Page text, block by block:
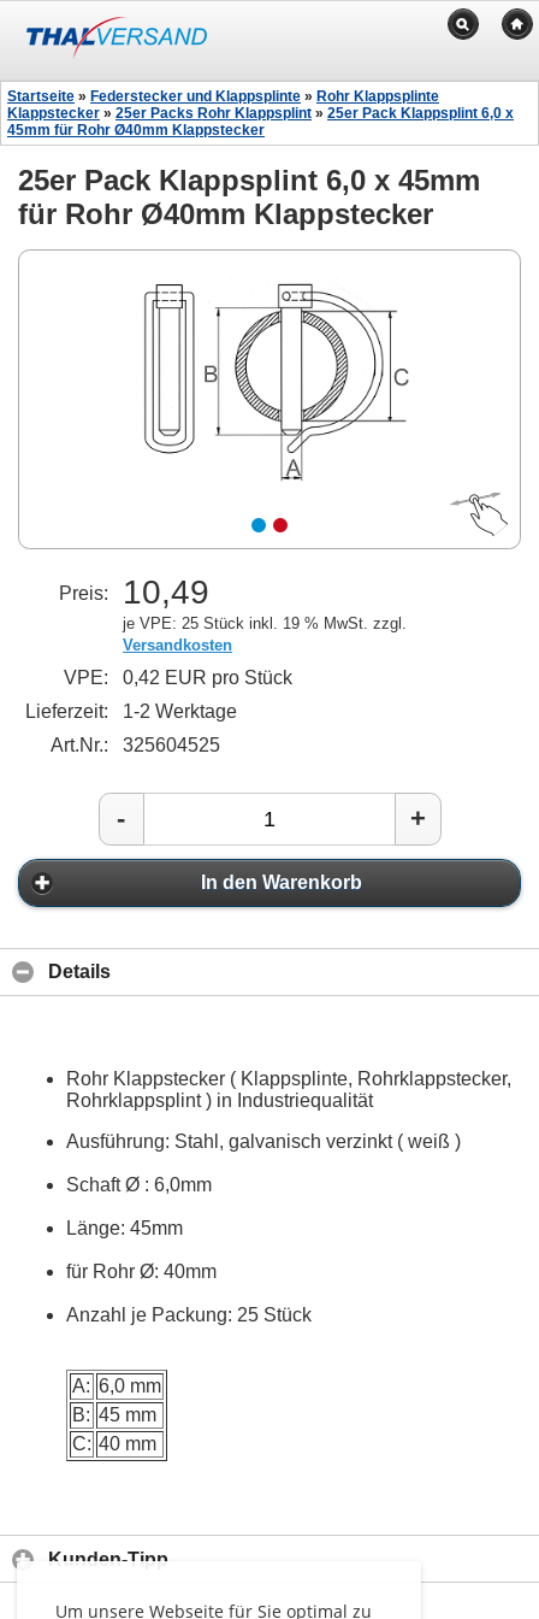
Um unsere Webseite für Sie optimal zu
Startseite » Federstecker und Klappsplinte » Rohr Klappsplinte
Klappstecker » 25er Packs Rohr Klappsplint » 25er Pack Klappsplint 6,0 x
45mm für Rohr Ø40mm Klappstecker
25er Pack Klappsplint 6,0 x 45mm
für Rohr Ø40mm Klappstecker
Preis: 10,49
je VPE: 25 Stück inkl. 19 % MwSt. zzgl.
Versandkosten
VPE:
0,42 EUR pro Stück
Lieferzeit:
1-2 Werktage
Art.Nr.:
325604525
- +
In den Warenkorb
Details
Rohr Klappstecker ( Klappsplinte, Rohrklappstecker,
Rohrklappsplint ) in Industriequalität
Ausführung: Stahl, galvanisch verzinkt ( weiß )
SchaftØ : 6,0mm
Länge: 45mm
für Rohr Ø: 40mm
Anzahl je Packung: 25 Stück
A: 6,0 mm
B: 45 mm
C: 40 mm
Kunden-Tipp